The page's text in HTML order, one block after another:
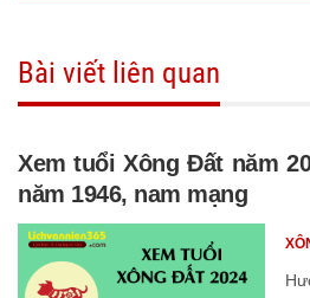
Bài viết liên quan
Xem tuổi Xông Đất năm
năm 1946, nam mạng